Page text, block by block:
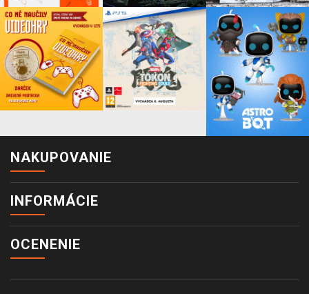
NAKUPOVANIE
INFORMÁCIE
OCENENIE